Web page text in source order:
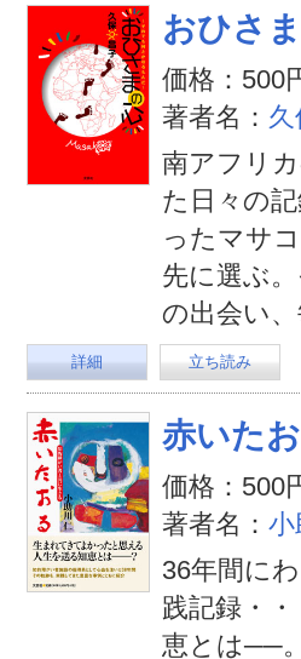
おひさ
価格：500
著者名：
南アフリ
た日々の
ったマサ
先に選ぶ
の出会い
詳細 立ち読み
赤いた
価格：500
著者名： 小
36年間に
践記録・
恵とは──